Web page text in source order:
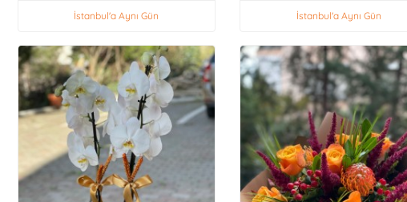
İstanbul'a Aynı Gün İstanbul'a Aynı Gün